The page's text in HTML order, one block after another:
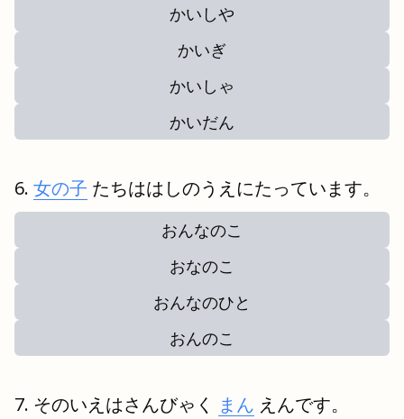
かいしや
かいぎ
かいしゃ
かいだん
女の子 たちははしのうえにたっています。
おんなのこ
おなのこ
おんなのひと
おんのこ
そのいえはさんびゃく まん えんです。